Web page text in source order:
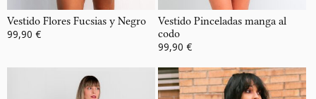
Vestido Flores Fucsias y Negro
99,90 €
Vestido Pinceladas manga al
codo
99,90 €